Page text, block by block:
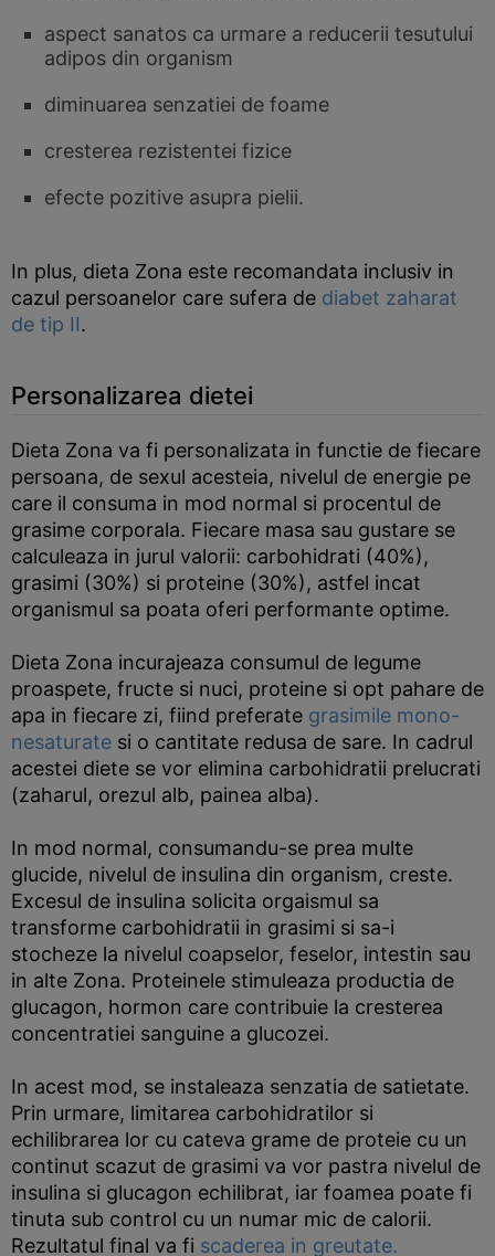
aspect sanatos ca urmare a reducerii tesutului
adipos din organism
diminuarea senzatiei de foame
cresterea rezistentei fizice
efecte pozitive asupra pielii.
In plus, dieta Zona este recomandata inclusiv in
cazul persoanelor care sufera de diabet zaharat
de tip II.
Personalizarea dietei
Dieta Zona va fi personalizata in functie de fiecare
persoana, de sexul acesteia, nivelul de energie pe
care il consuma in mod normal si procentul de
grasime corporala. Fiecare masa sau gustare se
calculeaza in jurul valorii: carbohidrati (40%),
grasimi (30%) si proteine (30%), astfel incat
organismul sa poata oferi performante optime.
Dieta Zona incurajeaza consumul de legume
proaspete, fructe si nuci, proteine si opt pahare de
apa in fiecare zi, fiind preferate grasimile mono-
nesaturate si o cantitate redusa de sare. In cadrul
acestei diete se vor elimina carbohidratii prelucrati
(zaharul, orezul alb, painea alba).
In mod normal, consumandu-se prea multe
glucide, nivelul de insulina din organism, creste.
Excesul de insulina solicita orgaismul sa
transforme carbohidratii in grasimi si sa-i
stocheze la nivelul coapselor, feselor, intestin sau
in alte Zona. Proteinele stimuleaza productia de
glucagon, hormon care contribuie la cresterea
concentratiei sanguine a glucozei.
In acest mod, se instaleaza senzatia de satietate.
Prin urmare, limitarea carbohidratilor si
echilibrarea lor cu cateva grame de proteie cu un
continut scazut de grasimi va vor pastra nivelul de
insulina si glucagon echilibrat, iar foamea poate fi
tinuta sub control cu un numar mic de calorii.
Rezultatul final va fi scaderea in greutate.